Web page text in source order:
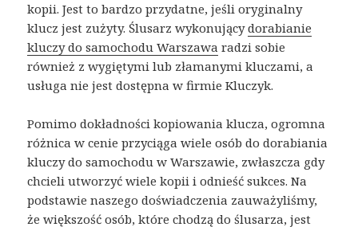
kopii. Jest to bardzo przydatne, jeśli oryginalny
klucz jest zużyty. Ślusarz wykonującydorabianie
kluczy do samochodu Warszawa radzi sobie
również z wygiętymi lub złamanymi kluczami, a
usługa nie jest dostępna w firmie Kluczyk.
Pomimo dokładności kopiowania klucza, ogromna
różnica w cenie przyciąga wiele osób do dorabiania
kluczy do samochodu w Warszawie, zwłaszcza gdy
chcieli utworzyć wiele kopii i odnieść sukces. Na
podstawie naszego doświadczenia zauważyliśmy,
że większość osób, które chodzą do ślusarza, jest